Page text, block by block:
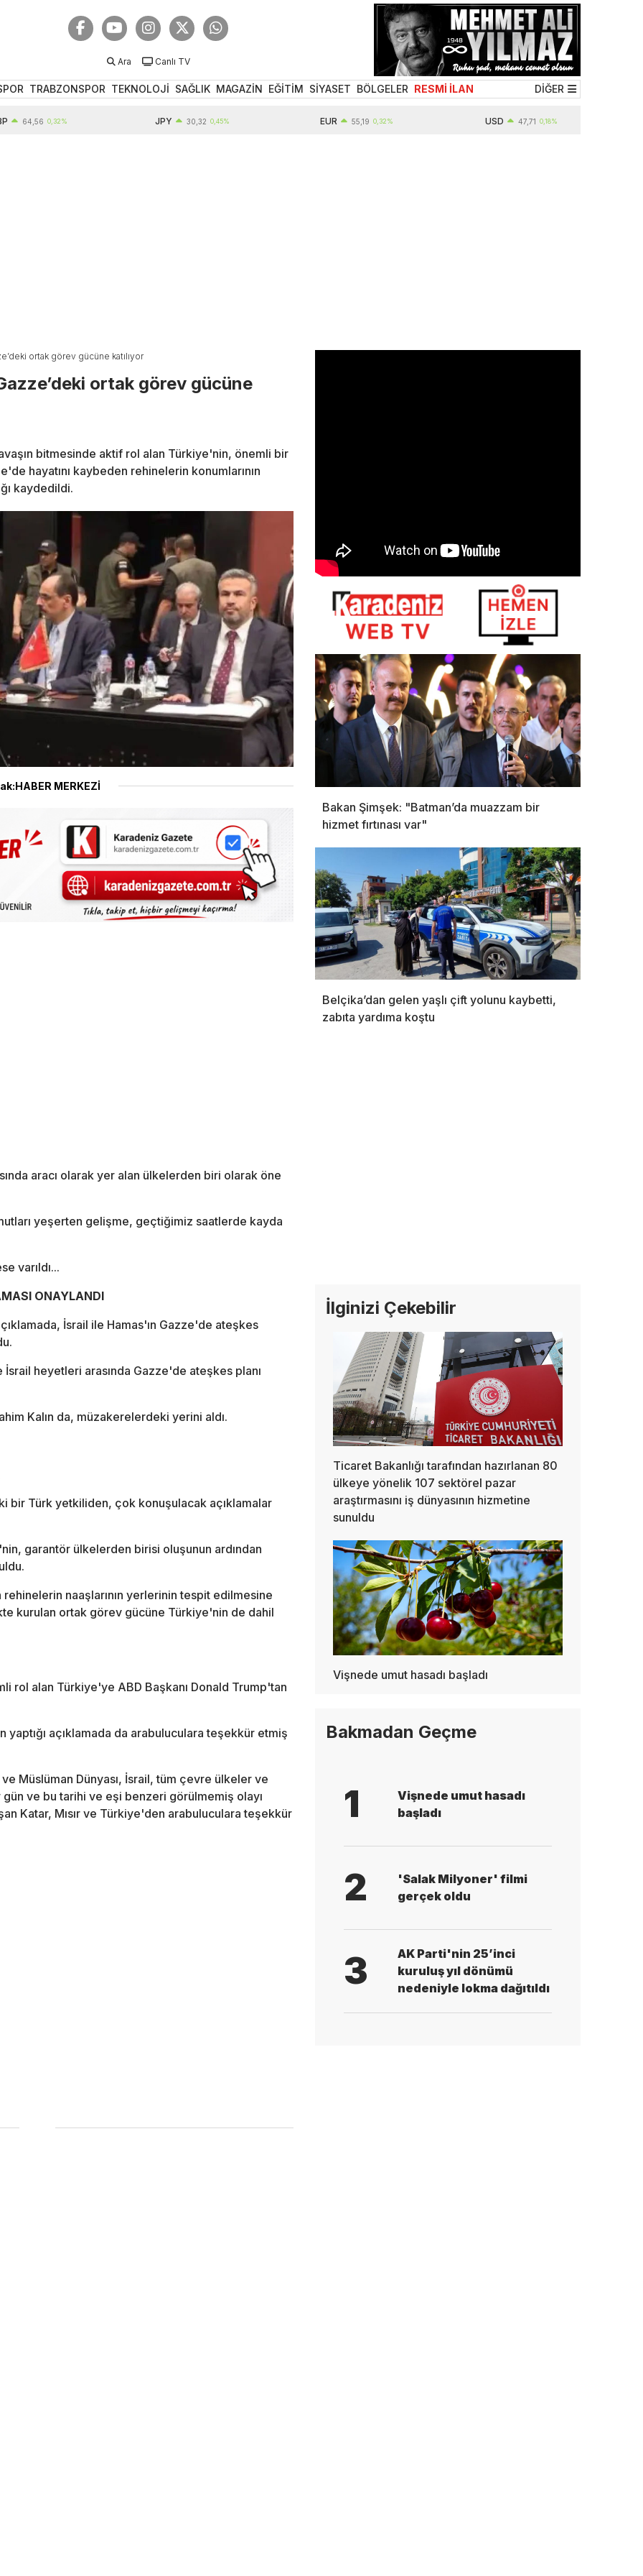
Ara Canlı TV
TRABZONSPOR TEKNOLOJİ SAĞLIK MAGAZİN EĞİTİM SİYASET BÖLGELER RESMİ İLAN DİĞER
0,32% 30,32 0,45% 55,19 0,32% 47,71 0,18%
ortak görev gücüne katılıyor
ortak görev gücüne
bitmesinde aktif rol alan Türkiye'nin, önemli bir
hayatını kaybeden rehinelerin konumlarının
kaydedildi.
MERKEZİ
aracı olarak yer alan ülkelerden biri olarak öne
yeşerten gelişme, geçtiğimiz saatlerde kayda
varıldı...
ONAYLANDI
İsrail ile Hamas'ın Gazze'de ateşkes
heyetleri arasında Gazze'de ateşkes planı
Kalın da, müzakerelerdeki yerini aldı.
bir Türk yetkiliden, çok konuşulacak açıklamalar
garantör ülkelerden birisi oluşunun ardından
naaşlarının yerlerinin tespit edilmesine
kurulan ortak görev gücüne Türkiye'nin de dahil
rol alan Türkiye'ye ABD Başkanı Donald Trump'tan
yaptığı açıklamada da arabuluculara teşekkür etmiş
Müslüman Dünyası, İsrail, tüm çevre ülkeler ve
ve bu tarihi ve eşi benzeri görülmemiş olayı
Katar, Mısır ve Türkiye'den arabuluculara teşekkür
Bakan Şimşek: "Batman’da muazzam bir
hizmet fırtınası var"
Belçika’dan gelen yaşlı çift yolunu kaybetti,
zabıta yardıma koştu
İlginizi Çekebilir
Ticaret Bakanlığı tarafından hazırlanan 80
ülkeye yönelik 107 sektörel pazar
araştırmasını iş dünyasının hizmetine
sunuldu
Vişnede umut hasadı başladı
Bakmadan Geçme
1
Vişnede umut hasadı
başladı
2
'Salak Milyoner' filmi
gerçek oldu
3
AK Parti'nin 25’inci
kuruluş yıl dönümü
nedeniyle lokma dağıtıldı